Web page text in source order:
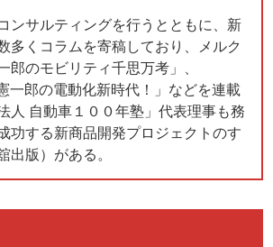
ンサルティングを行うとともに、新
多くコラムを寄稿しており、メルク
郎のモビリティ千思万考」、
一郎の電動化新時代！」などを連載
人 自動車１００年塾」代表理事も務
功する新商品開発プロジェクトのす
出版）がある。